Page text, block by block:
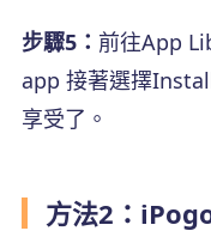
步驟5： 前往App
app 接著選擇
享受了。
方法2：